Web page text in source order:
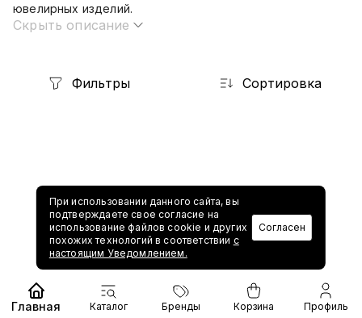
ювелирных изделий.
Скрыть описание
Фильтры Сортировка
1
При использовании данного сайта, вы
подтверждаете свое согласие на
использование файлов cookie и других
похожих технологий в соответствии с
настоящим Уведомлением.
Согласен
Главная Каталог Бренды Корзина Профиль